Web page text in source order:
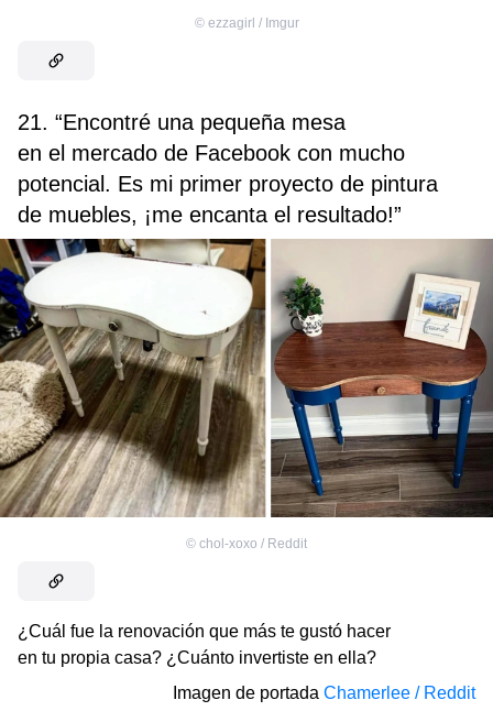
© ezzagirl / Imgur
21. “Encontré una pequeña mesa
en el mercado de Facebook con mucho
potencial. Es mi primer proyecto de pintura
de muebles, ¡me encanta el resultado!”
© chol-xoxo / Reddit
¿Cuál fue la renovación que más te gustó hacer
en tu propia casa? ¿Cuánto invertiste en ella?
Imagen de portada Chamerlee / Reddit